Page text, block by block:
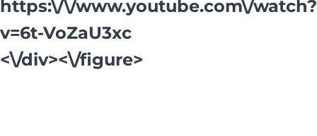
https:\/\/www.youtube.com\/watch?
v=6t-VoZaU3xc
<\/div><\/figure>